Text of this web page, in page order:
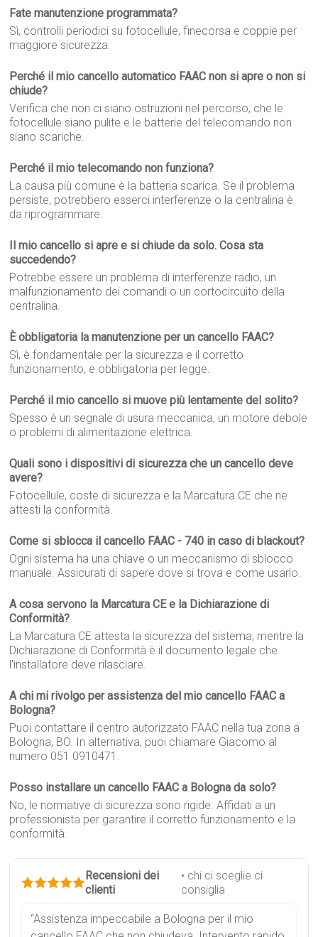
Fate manutenzione programmata?
Sì, controlli periodici su fotocellule, finecorsa e coppie per
maggiore sicurezza.
Perché il mio cancello automatico FAAC non si apre o non si
chiude?
Verifica che non ci siano ostruzioni nel percorso, che le
fotocellule siano pulite e le batterie del telecomando non
siano scariche.
Perché il mio telecomando non funziona?
La causa più comune è la batteria scarica. Se il problema
persiste, potrebbero esserci interferenze o la centralina è
da riprogrammare.
Il mio cancello si apre e si chiude da solo. Cosa sta
succedendo?
Potrebbe essere un problema di interferenze radio, un
malfunzionamento dei comandi o un cortocircuito della
centralina.
È obbligatoria la manutenzione per un cancello FAAC?
Sì, è fondamentale per la sicurezza e il corretto
funzionamento, e obbligatoria per legge.
Perché il mio cancello si muove più lentamente del solito?
Spesso è un segnale di usura meccanica, un motore debole
o problemi di alimentazione elettrica.
Quali sono i dispositivi di sicurezza che un cancello deve
avere?
Fotocellule, coste di sicurezza e la Marcatura CE che ne
attesti la conformità.
Come si sblocca il cancello FAAC - 740 in caso di blackout?
Ogni sistema ha una chiave o un meccanismo di sblocco
manuale. Assicurati di sapere dove si trova e come usarlo.
A cosa servono la Marcatura CE e la Dichiarazione di
Conformità?
La Marcatura CE attesta la sicurezza del sistema, mentre la
Dichiarazione di Conformità è il documento legale che
l'installatore deve rilasciare.
A chi mi rivolgo per assistenza del mio cancello FAAC a
Bologna?
Puoi contattare il centro autorizzato FAAC nella tua zona a
Bologna, BO. In alternativa, puoi chiamare Giacomo al
numero 051 0910471.
Posso installare un cancello FAAC a Bologna da solo?
No, le normative di sicurezza sono rigide. Affidati a un
professionista per garantire il corretto funzionamento e la
conformità.
Recensioni dei
clienti
• chi ci sceglie ci
consiglia
“Assistenza impeccabile a Bologna per il mio